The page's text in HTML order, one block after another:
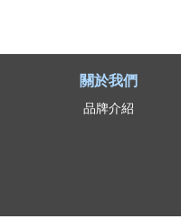
關於我們
品牌介紹